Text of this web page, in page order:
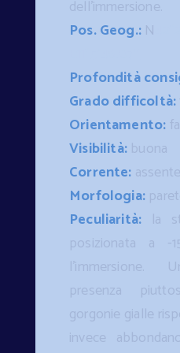
dell’immersione.
Pos. Geog.: N
Profondità
Grado difficoltà:
Orientamento:
Visibilità:buona
Corrente: assente
Morfologia:
Peculiarità: la
posizionata a -
l’immersione.
presenza
gorgonie gialle
invece